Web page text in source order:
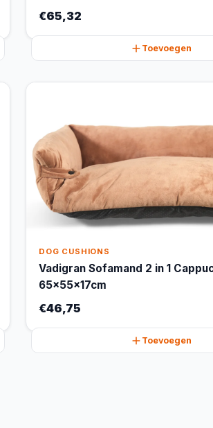
€65,32
Toevoegen
DOG CUSHIONS
Vadigran Sofamand 2 in 1
65x55x17cm
€46,75
Toevoegen